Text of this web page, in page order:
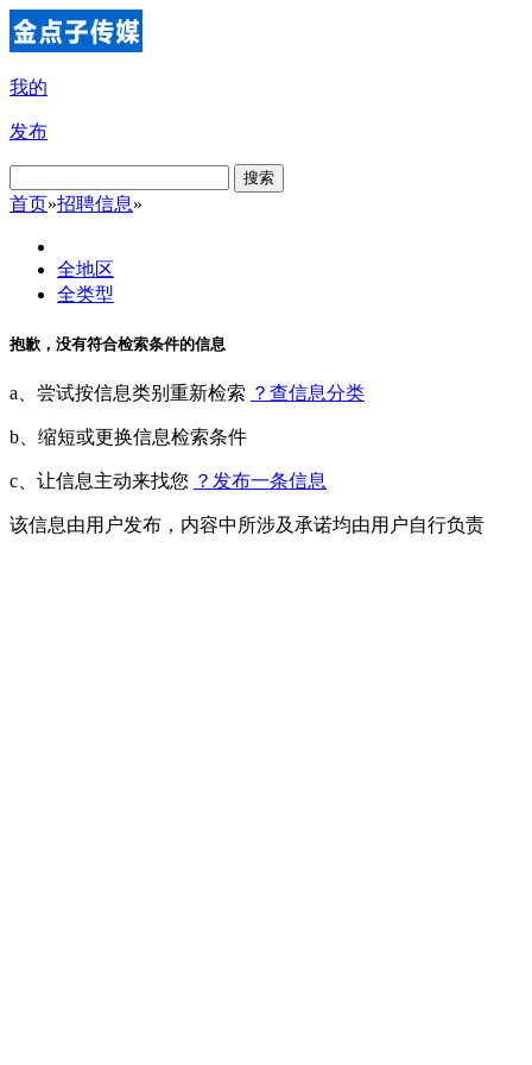
我的
发布
搜索
首页»招聘信息»
全地区
全类型
抱歉，没有符合检索条件的信息
a、尝试按信息类别重新检索 ？查信息分类
b、缩短或更换信息检索条件
c、让信息主动来找您 ？发布一条信息
该信息由用户发布，内容中所涉及承诺均由用户自行负责